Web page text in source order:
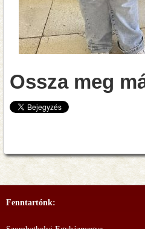
Ossza meg
Fenntartónk: